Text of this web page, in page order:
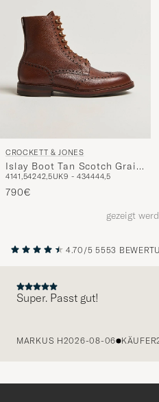
CROCKETT & JONES
Islay Boot Tan Scotch Grain
Calf
4141,54242,5UK9 - 434444,5
790€
gezeigt
4.70/5 5553
Super. Passt gut!
MARKUS H2026-08-06 KÄUFER